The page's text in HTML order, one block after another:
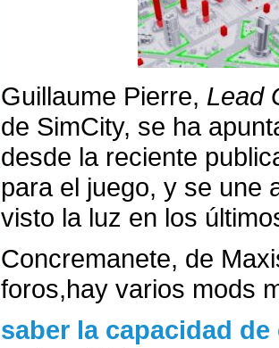
Guillaume Pierre, Lead
de SimCity, se ha
desde la reciente
para el juego, y se une
visto la luz en los
Concremanete, de
foros,hay varios mods
saber la capacidad de